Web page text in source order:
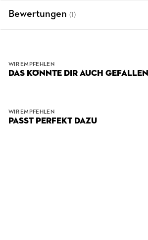
Bewertungen (1)
WIR EMPFEHLEN
DAS KÖNNTE DIR AUCH GEFALLEN
WIR EMPFEHLEN
PASST PERFEKT DAZU